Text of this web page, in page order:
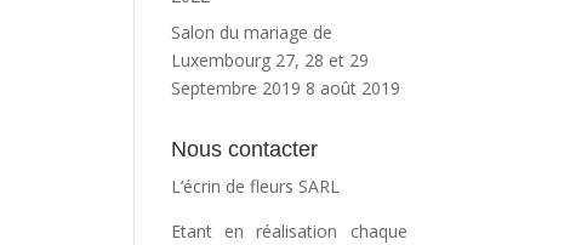
Salon du mariage de
Luxembourg 27, 28 et 29
Septembre 2019 8 août 2019
Nous contacter
L’écrin de fleurs SARL
Etant en réalisation chaque